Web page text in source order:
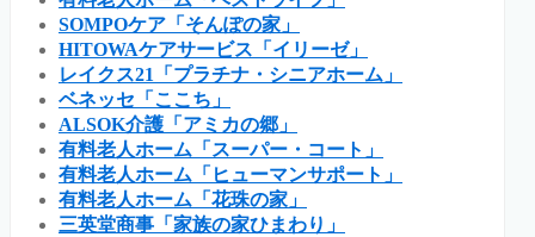
SOMPOケア「そんぽの家」
HITOWAケアサービス「イリーゼ」
レイクス21「プラチナ・シニアホーム」
ベネッセ「ここち」
ALSOK介護「アミカの郷」
有料老人ホーム「スーパー・コート」
有料老人ホーム「ヒューマンサポート」
有料老人ホーム「花珠の家」
三英堂商事「家族の家ひまわり」